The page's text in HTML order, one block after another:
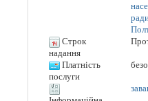
Строк
надання
Платність
послуги